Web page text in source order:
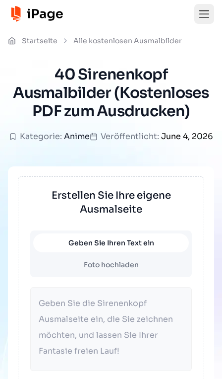
Startseite Alle kostenlosen Ausmalbilder
40 Sirenenkopf
Ausmalbilder (Kostenloses
PDF zum Ausdrucken)
Kategorie: Anime Veröffentlicht: June 4, 2026
Erstellen Sie Ihre eigene
Ausmalseite
Geben Sie Ihren Text ein
Foto hochladen